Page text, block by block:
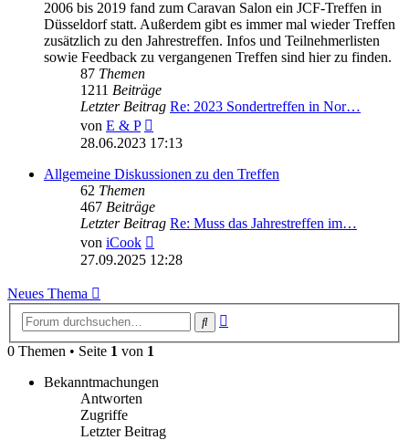
2006 bis 2019 fand zum Caravan Salon ein JCF-Treffen in
Düsseldorf statt. Außerdem gibt es immer mal wieder Treffen
zusätzlich zu den Jahrestreffen. Infos und Teilnehmerlisten
sowie Feedback zu vergangenen Treffen sind hier zu finden.
87 Themen
1211 Beiträge
Letzter Beitrag Re: 2023 Sondertreffen in Nor…
von E & P
Beitrag
28.06.2023 17:13
Allgemeine Diskussionen zu den Treffen
62 Themen
467 Beiträge
Letzter Beitrag Re: Muss das Jahrestreffen im…
von iCook
Beitrag
27.09.2025 12:28
Neues Thema
Suche
0 Themen • Seite 1 von 1
Bekanntmachungen
Antworten
Zugriffe
Letzter Beitrag